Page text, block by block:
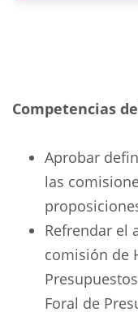
Competencias
Aprobar
las
Refrendar el
comisión de
Foral de